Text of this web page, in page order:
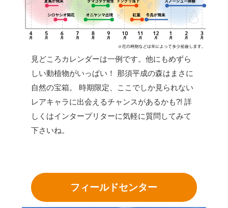
見どころカレンダーは一例です。他にもめずら
しい動植物がいっぱい！ 那須平成の森はまさに
自然の宝箱。
時期限定、ここでしか見られない
レアキャラに出会えるチャンスがあるかも?! 詳
しくはインタープリターに気軽に質問してみて
下さいね。
フィールドセンター